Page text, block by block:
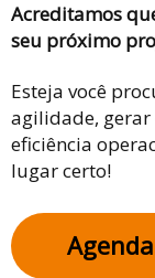
Acreditamos
seu próximo
Esteja você
agilidade, gerar
eficiência
lugar certo!